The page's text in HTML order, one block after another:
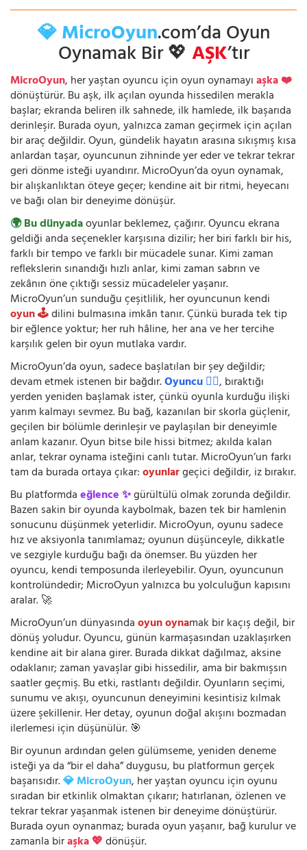
💎 MicroOyun.com’da Oyun
Oynamak Bir 💖AŞK’tır
MicroOyun, her yaştan oyuncu için oyun oynamayıaşka ❤️
dönüştürür. Bu aşk, ilk açılan oyunda hissedilen merakla
başlar; ekranda beliren ilk sahnede, ilk hamlede, ilk başarıda
derinleşir. Burada oyun, yalnızca zaman geçirmek için açılan
bir araç değildir. Oyun, gündelik hayatın arasına sıkışmış kısa
anlardan taşar, oyuncunun zihninde yer eder ve tekrar tekrar
geri dönme isteği uyandırır. MicroOyun’da oyun oynamak,
bir alışkanlıktan öteye geçer; kendine ait bir ritmi, heyecanı
ve bağı olan bir deneyime dönüşür.
🌍 Bu dünyadaoyunlar beklemez, çağırır. Oyuncu ekrana
geldiği anda seçenekler karşısına dizilir; her biri farklı bir his,
farklı bir tempo ve farklı bir mücadele sunar. Kimi zaman
reflekslerin sınandığı hızlı anlar, kimi zaman sabrın ve
zekânın öne çıktığı sessiz mücadeleler yaşanır.
MicroOyun’un sunduğu çeşitlilik, her oyuncunun kendi
oyun 🕹️dilini bulmasına imkân tanır. Çünkü burada tek tip
bir eğlence yoktur; her ruh hâline, her ana ve her tercihe
karşılık gelen bir oyun mutlaka vardır.
MicroOyun’da oyun, sadece başlatılan bir şey değildir;
devam etmek istenen bir bağdır.Oyuncu 🧍‍♂️, bıraktığı
yerden yeniden başlamak ister, çünkü oyunla kurduğu ilişki
yarım kalmayı sevmez. Bu bağ, kazanılan bir skorla güçlenir,
geçilen bir bölümle derinleşir ve paylaşılan bir deneyimle
anlam kazanır. Oyun bitse bile hissi bitmez; akılda kalan
anlar, tekrar oynama isteğini canlı tutar. MicroOyun’un farkı
tam da burada ortaya çıkar:oyunlargeçici değildir, iz bırakır.
Bu platformdaeğlence ✨gürültülü olmak zorunda değildir.
Bazen sakin bir oyunda kaybolmak, bazen tek bir hamlenin
sonucunu düşünmek yeterlidir. MicroOyun, oyunu sadece
hız ve aksiyonla tanımlamaz; oyunun düşünceyle, dikkatle
ve sezgiyle kurduğu bağı da önemser. Bu yüzden her
oyuncu, kendi temposunda ilerleyebilir. Oyun, oyuncunun
kontrolündedir; MicroOyun yalnızca bu yolculuğun kapısını
aralar. 🚀
MicroOyun’un dünyasındaoyun oynamak bir kaçış değil, bir
dönüş yoludur. Oyuncu, günün karmaşasından uzaklaşırken
kendine ait bir alana girer. Burada dikkat dağılmaz, aksine
odaklanır; zaman yavaşlar gibi hissedilir, ama bir bakmışsın
saatler geçmiş. Bu etki, rastlantı değildir. Oyunların seçimi,
sunumu ve akışı, oyuncunun deneyimini kesintisiz kılmak
üzere şekillenir. Her detay, oyunun doğal akışını bozmadan
ilerlemesi için düşünülür. 🎯
Bir oyunun ardından gelen gülümseme, yeniden deneme
isteği ya da “bir el daha” duygusu, bu platformun gerçek
başarısıdır.💎 MicroOyun, her yaştan oyuncu için oyunu
sıradan bir etkinlik olmaktan çıkarır; hatırlanan, özlenen ve
tekrar tekrar yaşanmak istenen bir deneyime dönüştürür.
Burada oyun oynanmaz; burada oyun yaşanır, bağ kurulur ve
zamanla biraşka 💖dönüşür.